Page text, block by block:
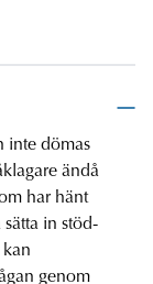
inte dömas
ändå
har hänt
in stöd-
kan
genom